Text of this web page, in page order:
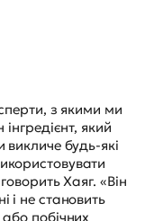
з якими ми
який
будь-які
Хаяг. «Він
і не становить
побічних